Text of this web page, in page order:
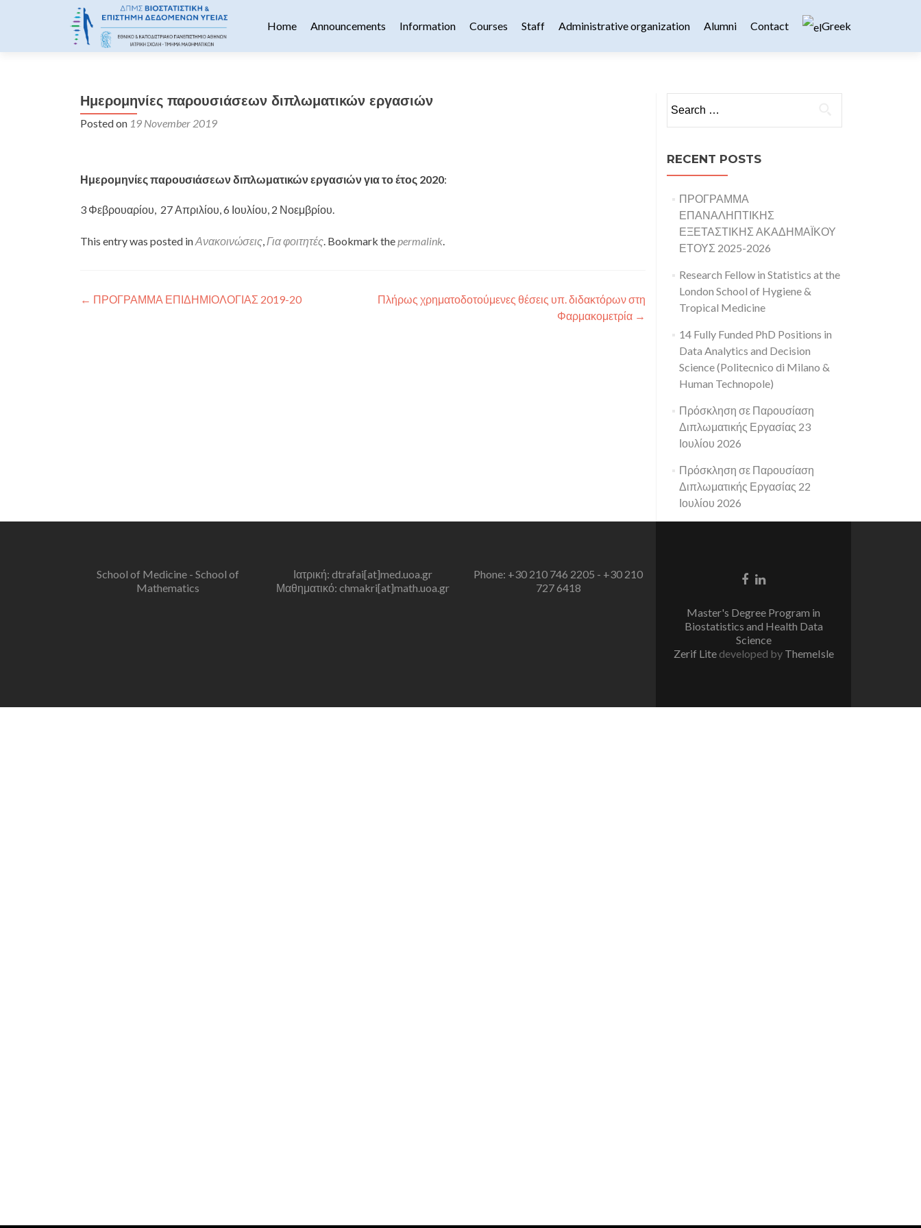
Home
Announcements Information Courses Staff Administrative organization Alumni Contact Greek
Ημερομηνίες παρουσιάσεων διπλωματικών εργασιών
Posted on 19 November 2019
Ημερομηνίες παρουσιάσεων διπλωματικών εργασιών για το έτος 2020:
3 Φεβρουαρίου, 27 Απριλίου, 6 Ιουλίου, 2 Νοεμβρίου.
This entry was posted inΑνακοινώσεις,Για φοιτητές. Bookmark thepermalink.
Post navigation
← ΠΡΟΓΡΑΜΜΑ ΕΠΙΔΗΜΙΟΛΟΓΙΑΣ 2019-20
Πλήρως χρηματοδοτούμενες θέσεις υπ. διδακτόρων στη
Φαρμακομετρία →
RECENT POSTS
ΠΡΟΓΡΑΜΜΑ
ΕΠΑΝΑΛΗΠΤΙΚΗΣ
ΕΞΕΤΑΣΤΙΚΗΣ ΑΚΑΔΗΜΑΪΚΟΥ
ΕΤΟΥΣ 2025-2026
Research Fellow in Statistics at the
London School of Hygiene &
Tropical Medicine
14 Fully Funded PhD Positions in
Data Analytics and Decision
Science (Politecnico di Milano &
Human Technopole)
Πρόσκληση σε Παρουσίαση
Διπλωματικής Εργασίας 23
Ιουλίου 2026
Πρόσκληση σε Παρουσίαση
Διπλωματικής Εργασίας 22
Ιουλίου 2026
School of Medicine - School of
Mathematics
Ιατρική: dtrafai[at]med.uoa.gr
Μαθηματικό: chmakri[at]math.uoa.gr
Phone: +30 210 746 2205 - +30 210
727 6418
Facebook
Linkedin
Master's Degree Program in
Biostatistics and Health Data
Science
Zerif Lite developed by ThemeIsle